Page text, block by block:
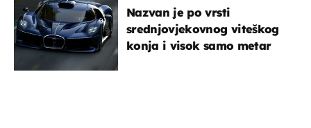
Nazvan je po vrsti
srednjovjekovnog viteškog
konja i visok samo metar